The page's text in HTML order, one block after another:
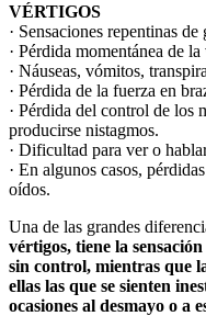
VÉRTIGOS
· Sensaciones repentinas de
· Pérdida momentánea de
· Náuseas, vómitos,
· Pérdida de la fuerza en
· Pérdida del control de los
producirse nistagmos.
· Dificultad para ver o
· En algunos casos,
oídos.
Una de las grandes
vértigos, tiene la
sin control, mientras que
ellas las que se sienten
ocasiones al desmayo o a